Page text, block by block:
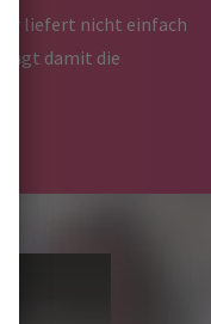
Er liefert nicht einfach
damit die